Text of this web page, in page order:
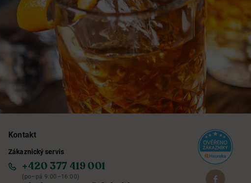
Kontakt
Zákaznický servis
+420 377 419 001
(po–pá 9:00–16:00)